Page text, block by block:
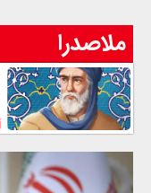
ملاصدرا